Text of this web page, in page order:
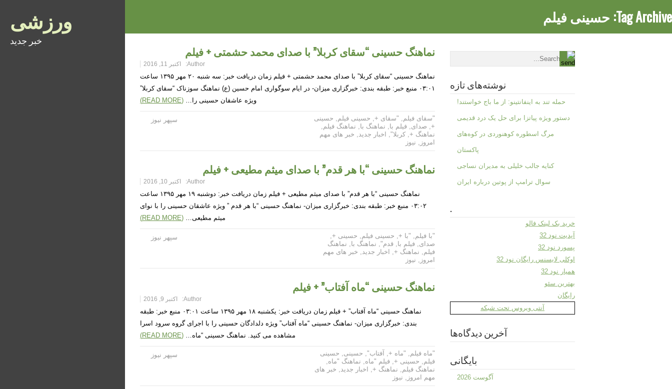
ورزشی
خبر جدید
Tag Archive: حسینی فیلم
نماهنگ حسینی “سقای کربلا” با صدای محمد حشمتی + فیلم
Author: اکتبر 11, 2016
نماهنگ حسینی “سقای کربلا” با صدای محمد حشمتی + فیلم زمان دریافت خبر: سه شنبه ۲۰ مهر ۱۳۹۵ ساعت
۰۳:۰۱ منبع خبر: طبقه بندی: خبرگزاری میزان- در ایام سوگواری امام حسین (ع) نماهنگ سوزناک “سقای کربلا”
ویژه عاشقان حسینی را… (READ MORE)
سپهر نیوز "سقای فیلم, "سقای +, حسینی فیلم, حسینی
+
, صدای, فیلم با, نماهنگ با, نماهنگ فیلم,
نماهنگ +, کربلا", اخبار جدید, خبر های مهم
امروز , نیوز
نماهنگ حسینی “با هر قدم” با صدای میثم مطیعی + فیلم
Author: اکتبر 10, 2016
نماهنگ حسینی “با هر قدم” با صدای میثم مطیعی + فیلم زمان دریافت خبر: دوشنبه ۱۹ مهر ۱۳۹۵ ساعت
۰۳:۰۲ منبع خبر: طبقه بندی: خبرگزاری میزان- نماهنگ حسینی “با هر قدم ” ویژه عاشقان حسینی را با نوای
میثم مطیعی… (READ MORE)
سپهر نیوز "با فیلم, "با +, حسینی فیلم, حسینی +,
صدای, فیلم با, قدم", نماهنگ با, نماهنگ
فیلم, نماهنگ +, اخبار جدید, خبر های مهم
امروز , نیوز
نماهنگ حسینی “ماه آفتاب” + فیلم
Author: اکتبر 9, 2016
نماهنگ حسینی “ماه آفتاب” + فیلم زمان دریافت خبر: یکشنبه ۱۸ مهر ۱۳۹۵ ساعت ۰۳:۰۱ منبع خبر: طبقه
بندی: خبرگزاری میزان- نماهنگ حسینی “ماه آفتاب” ویژه دلدادگان حسینی را با اجرای گروه سرود اسرا
مشاهده می کنید. نماهنگ حسینی “ماه… (READ MORE)
سپهر نیوز "ماه فیلم, "ماه +, آفتاب", حسینی, حسینی
فیلم, حسینی +, فیلم "ماه, نماهنگ "ماه,
نماهنگ فیلم, نماهنگ +, اخبار جدید, خبر های
مهم امروز , نیوز
نوشته‌های تازه
حمله تند به اینفانتینو: از ما باج خواستند!
دستور ویژه پیاتزا برای حل یک درد قدیمی
مرگ اسطوره کوهنوردی در کوه‌های
پاکستان
کنایه جالب خلیلی به مدیران نساجی
سوال ترامپ از پوتین درباره ایران
.
خرید بک لینک فالو
آپدیت نود 32
پسورد نود 32
اوکلی لایسنس رایگان نود 32
همیار نود 32
بهترین سئو
رایگان
آنتی ویروس تحت شبکه
آخرین دیدگاه‌ها
بایگانی
آگوست 2026